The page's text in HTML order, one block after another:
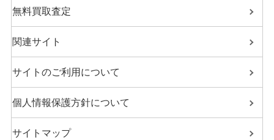
無料買取査定
関連サイト
サイトのご利用について
個人情報保護方針について
サイトマップ